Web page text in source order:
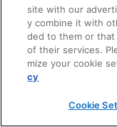
商品マスター申し
site with our
y combine it with
ded to them or
of their services.
mize your cookie
cy
Cookie